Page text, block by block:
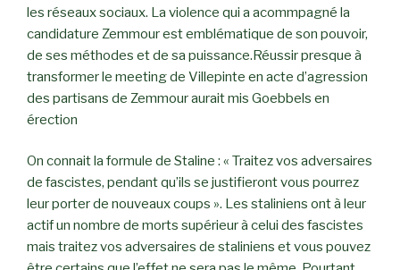
les réseaux sociaux. La violence qui a acommpagné la
candidature Zemmour est emblématique de son pouvoir,
de ses méthodes et de sa puissance.Réussir presque à
transformer le meeting de Villepinte en acte d’agression
des partisans de Zemmour aurait mis Goebbels en
érection
On connait la formule de Staline : « Traitez vos adversaires
de fascistes, pendant qu’ils se justifieront vous pourrez
leur porter de nouveaux coups ». Les staliniens ont à leur
actif un nombre de morts supérieur à celui des fascistes
mais traitez vos adversaires de staliniens et vous pouvez